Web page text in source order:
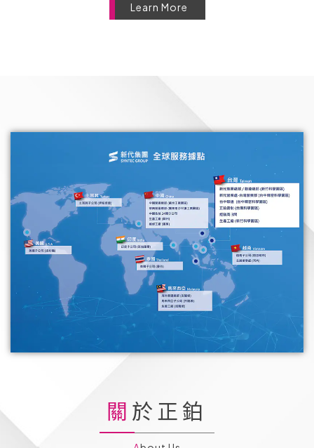
Learn More
關於正鉑